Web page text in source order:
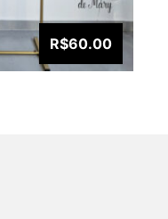
R$60.00